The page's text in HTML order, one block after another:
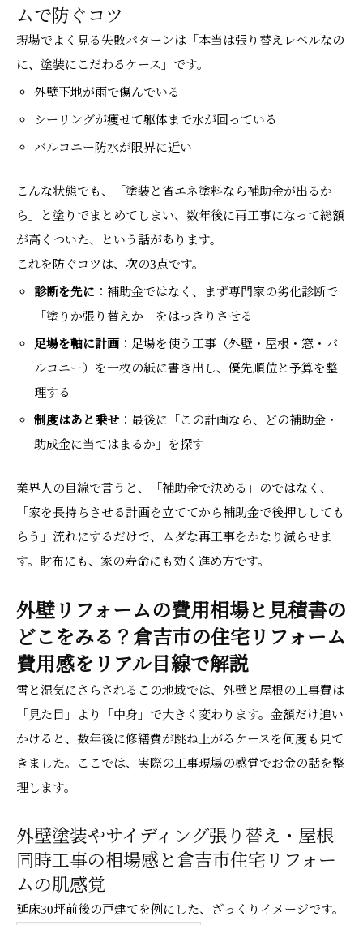
ムで防ぐコツ
現場でよく見る失敗パターンは「本当は張り替えレベルなの
に、塗装にこだわるケース」です。
外壁下地が雨で傷んでいる
シーリングが痩せて躯体まで水が回っている
バルコニー防水が限界に近い
こんな状態でも、「塗装と省エネ塗料なら補助金が出るか
ら」と塗りでまとめてしまい、数年後に再工事になって総額
が高くついた、という話があります。
これを防ぐコツは、次の3点です。
診断を先に ：補助金ではなく、まず専門家の劣化診断で
「塗りか張り替えか」をはっきりさせる
足場を軸に計画 ：足場を使う工事（外壁・屋根・窓・バ
ルコニー）を一枚の紙に書き出し、優先順位と予算を整
理する
制度はあと乗せ ：最後に「この計画なら、どの補助金・
助成金に当てはまるか」を探す
業界人の目線で言うと、「補助金で決める」のではなく、
「家を長持ちさせる計画を立ててから補助金で後押ししても
らう」流れにするだけで、ムダな再工事をかなり減らせま
す。財布にも、家の寿命にも効く進め方です。
外壁リフォームの費用相場と見積書の
どこをみる？倉吉市の住宅リフォーム
費用感をリアル目線で解説
雪と湿気にさらされるこの地域では、外壁と屋根の工事費は
「見た目」より「中身」で大きく変わります。金額だけ追い
かけると、数年後に修繕費が跳ね上がるケースを何度も見て
きました。ここでは、実際の工事現場の感覚でお金の話を整
理します。
外壁塗装やサイディング張り替え・屋根
同時工事の相場感と倉吉市住宅リフォー
ムの肌感覚
延床30坪前後の戸建てを例にした、ざっくりイメージです。